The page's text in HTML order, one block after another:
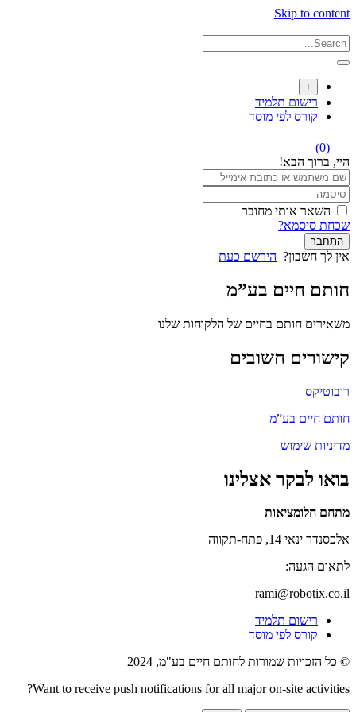
Skip to content
+
רישום תלמיד
קורס לפי מוסד
(0)
היי, ברוך הבא!
השאר אותי מחובר
שכחת סיסמא?
התחבר
אין לך חשבון? הירשם כעת
חותם חיים בע”מ
משאירים חותם בחיים של הלקוחות שלנו
קישורים חשובים
רובוטיקס
חותם חיים בע”מ
מדיניות שימוש
בואו לבקר אצלינו
מתחם חלומציאות
אלכסנדר ינאי 14, פתח-תקווה
לתאום הגעה:
rami@robotix.co.il
רישום תלמיד
קורס לפי מוסד
© כל הזכויות שמורות לחותם חיים בע"מ, 2024
Want to receive push notifications for all major on-site activities?